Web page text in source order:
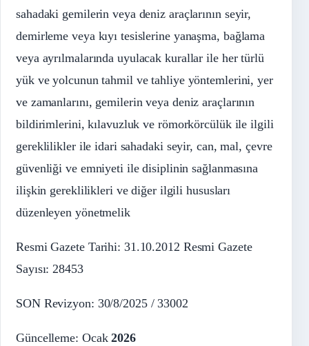
sahadaki gemilerin veya deniz araçlarının seyir,
demirleme veya kıyı tesislerine yanaşma, bağlama
veya ayrılmalarında uyulacak kurallar ile her türlü
yük ve yolcunun tahmil ve tahliye yöntemlerini, yer
ve zamanlarını, gemilerin veya deniz araçlarının
bildirimlerini, kılavuzluk ve römorkörcülük ile ilgili
gereklilikler ile idari sahadaki seyir, can, mal, çevre
güvenliği ve emniyeti ile disiplinin sağlanmasına
ilişkin gereklilikleri ve diğer ilgili hususları
düzenleyen yönetmelik
Resmi Gazete Tarihi: 31.10.2012 Resmi Gazete
Sayısı: 28453
SON Revizyon: 30/8/2025 / 33002
Güncelleme: Ocak2026